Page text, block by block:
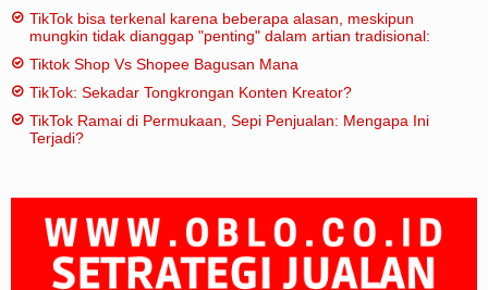
TikTok bisa terkenal karena beberapa alasan, meskipun
mungkin tidak dianggap "penting" dalam artian tradisional:
Tiktok Shop Vs Shopee Bagusan Mana
TikTok: Sekadar Tongkrongan Konten Kreator?
TikTok Ramai di Permukaan, Sepi Penjualan: Mengapa Ini
Terjadi?